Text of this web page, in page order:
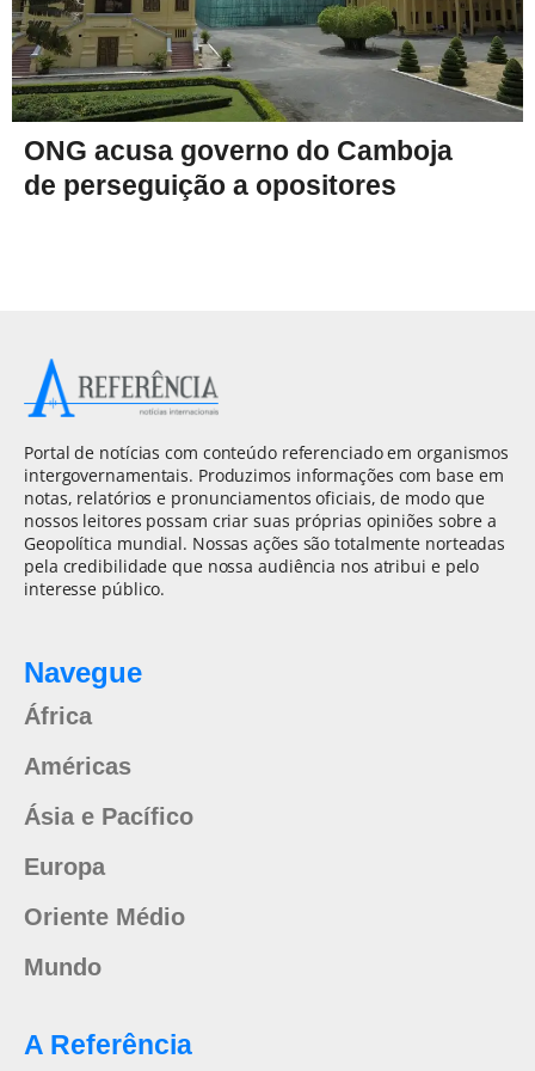
ONG acusa governo do Camboja
de perseguição a opositores
Portal de notícias com conteúdo referenciado em organismos
intergovernamentais. Produzimos informações com base em
notas, relatórios e pronunciamentos oficiais, de modo que
nossos leitores possam criar suas próprias opiniões sobre a
Geopolítica mundial. Nossas ações são totalmente norteadas
pela credibilidade que nossa audiência nos atribui e pelo
interesse público.
Navegue
África
Américas
Ásia e Pacífico
Europa
Oriente Médio
Mundo
A Referência